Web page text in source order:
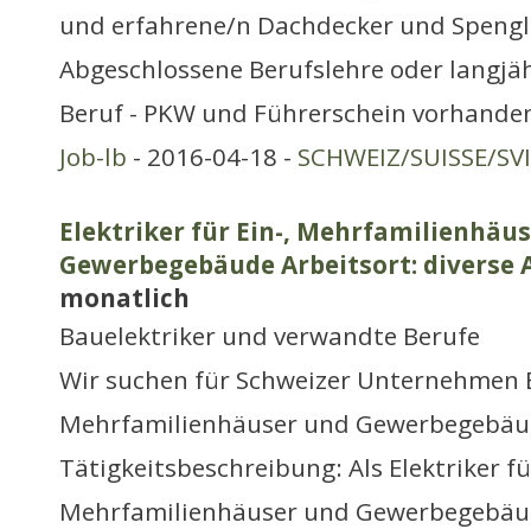
und erfahrene/n Dachdecker und
Abgeschlossene Berufslehre oder
Beruf - PKW und Führerschein
Job-lb - 2016-04-18 - SCHWEIZ/SUISSE/
Elektriker für Ein-,
Gewerbegebäude Arbeitsort: diverse
monatlich
Bauelektriker und verwandte Berufe
Wir suchen für Schweizer Unternehmen
Mehrfamilienhäuser und
Tätigkeitsbeschreibung: Als Elektriker
Mehrfamilienhäuser und